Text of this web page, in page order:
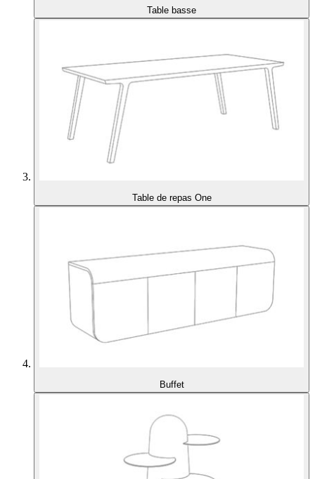
Table basse
Table de repas One
Buffet